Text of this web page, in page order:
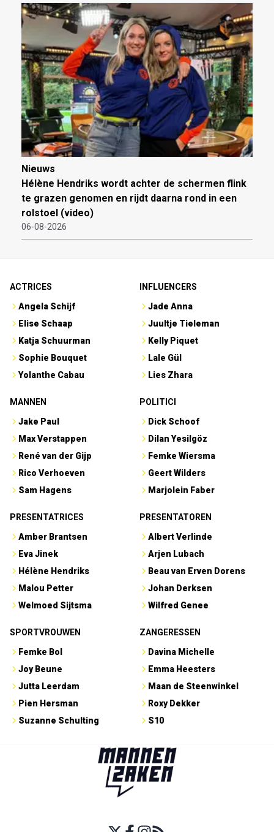
Nieuws
Hélène Hendriks wordt achter de schermen flink
te grazen genomen en rijdt daarna rond in een
rolstoel (video)
06-08-2026
ACTRICES
Angela Schijf
Elise Schaap
Katja Schuurman
Sophie Bouquet
Yolanthe Cabau
INFLUENCERS
Jade Anna
Juultje Tieleman
Kelly Piquet
Lale Gül
Lies Zhara
MANNEN
Jake Paul
Max Verstappen
René van der Gijp
Rico Verhoeven
Sam Hagens
POLITICI
Dick Schoof
Dilan Yesilgöz
Femke Wiersma
Geert Wilders
Marjolein Faber
PRESENTATRICES
Amber Brantsen
Eva Jinek
Hélène Hendriks
Malou Petter
Welmoed Sijtsma
PRESENTATOREN
Albert Verlinde
Arjen Lubach
Beau van Erven Dorens
Johan Derksen
Wilfred Genee
SPORTVROUWEN
Femke Bol
Joy Beune
Jutta Leerdam
Pien Hersman
Suzanne Schulting
ZANGERESSEN
Davina Michelle
Emma Heesters
Maan de Steenwinkel
Roxy Dekker
S10